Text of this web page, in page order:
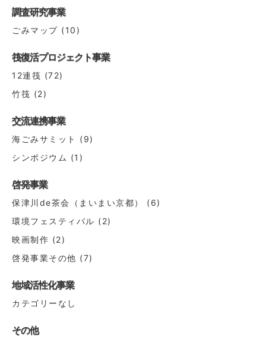
調査研究事業
ごみマップ (10)
筏復活プロジェクト事業
12連筏 (72)
竹筏 (2)
交流連携事業
海ごみサミット
(9)
シンポジウム (1)
啓発事業
保津川de茶会（まいまい京都）
(6)
環境フェスティバル (2)
映画制作 (2)
啓発事業その他 (7)
地域活性化事業
カテゴリーなし
その他